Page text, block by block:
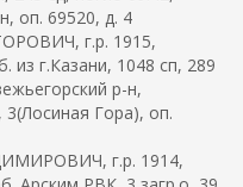
оп. 69520, д. 4
г.р. 1915,
из г.Казани, 1048 сп, 289
р-н,
3(Лосиная Гора), оп.
г.р. 1914,